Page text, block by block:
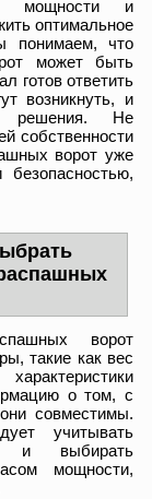
мощности и
оптимальное
понимаем, что
может быть
готов ответить
возникнуть, и
решения. Не
собственности
ворот уже
ворот
такие как вес
о том, с
совместимы.
учитывать
и выбирать
мощности,